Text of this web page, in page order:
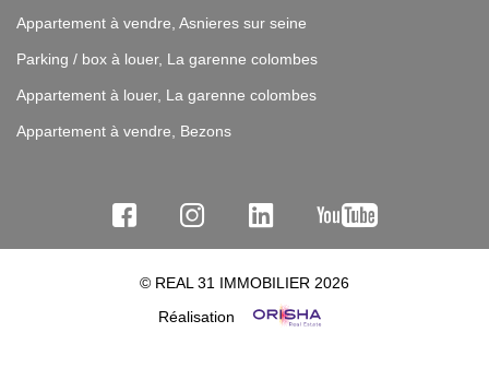
Appartement à vendre, Asnieres sur seine
Parking / box à louer, La garenne colombes
Appartement à louer, La garenne colombes
Appartement à vendre, Bezons
© REAL 31 IMMOBILIER 2026
Réalisation